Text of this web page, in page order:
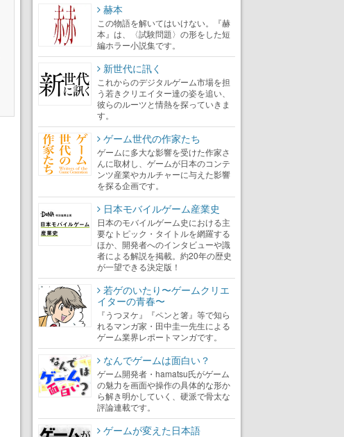
赫本
この物語を解いてはいけない。『赫
本』は、〈試験問題〉の形をした短
編ホラー小説集です。
新世代に訊く
これからのデジタルゲーム市場を担
う若きクリエイター達の姿を追い、
彼らのルーツと情熱を探っていきま
す。
ゲーム世代の作家たち
ゲームに多大な影響を受けた作家さ
んに取材し、ゲームが日本のコンテ
ンツ産業やカルチャーに与えた影響
を探る企画です。
日本モバイルゲーム産業史
日本のモバイルゲーム史における主
要なトピック・タイトルを網羅する
ほか、開発者へのインタビューや識
者による解説を掲載。約20年の歴史
が一望できる決定版！
若ゲのいたり〜ゲームクリエ
イターの青春〜
『うつヌケ』『ペンと箸』等で知ら
れるマンガ家・田中圭一先生による
ゲーム業界レポートマンガです。
なんでゲームは面白い？
ゲーム開発者・hamatsu氏がゲーム
の魅力を画面や操作の具体的な形か
ら解き明かしていく、硬派で骨太な
評論連載です。
ゲームが変えた日本語